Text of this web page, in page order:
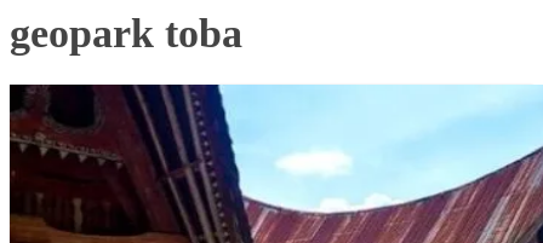
geopark toba